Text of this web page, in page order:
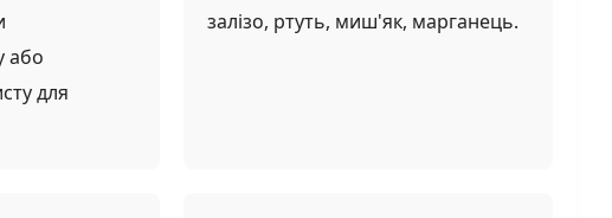
або
для
залізо, ртуть, миш'як, марганець.